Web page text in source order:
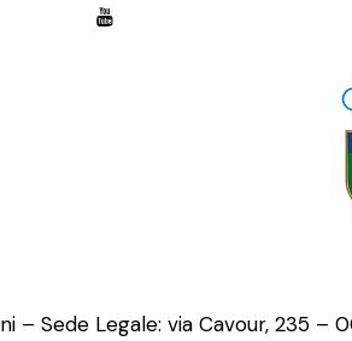
– Sede Legale: via Cavour, 235 –